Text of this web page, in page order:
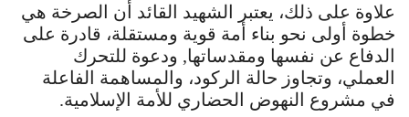
علاوة على ذلك، يعتبر الشهيد القائد أن الصرخة هي
خطوة أولى نحو بناء أمة قوية ومستقلة، قادرة على
الدفاع عن نفسها ومقدساتها, ودعوة للتحرك
العملي، وتجاوز حالة الركود، والمساهمة الفاعلة
في مشروع النهوض الحضاري للأمة الإسلامية.